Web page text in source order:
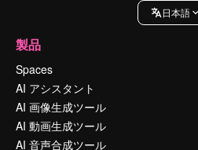
日本語
製品
Spaces
AI アシスタント
AI 画像生成ツール
AI 動画生成ツール
AI 音声合成ツール